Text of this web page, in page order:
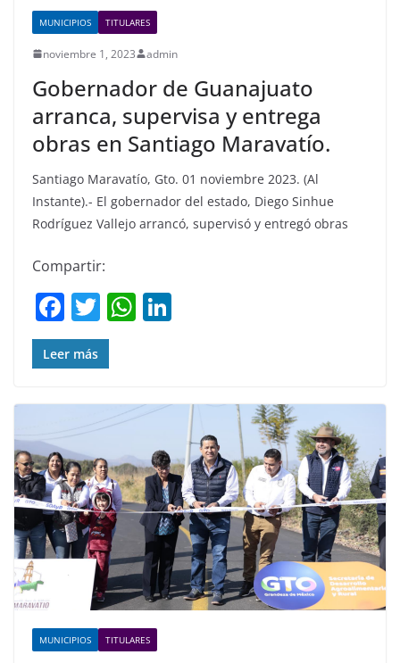
MUNICIPIOS TITULARES
noviembre 1, 2023 admin
Gobernador de Guanajuato
arranca, supervisa y entrega
obras en Santiago Maravatío.
Santiago Maravatío, Gto. 01 noviembre 2023. (Al
Instante).- El gobernador del estado, Diego Sinhue
Rodríguez Vallejo arrancó, supervisó y entregó obras
Compartir:
F
a
c
o
o
k
T
w
itt
W
A
p
p
dI
n
Leer más
MUNICIPIOS TITULARES